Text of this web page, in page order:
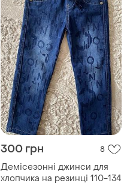
300 грн 8
Демісезонні джинси для
хлопчика на резинці 110-134